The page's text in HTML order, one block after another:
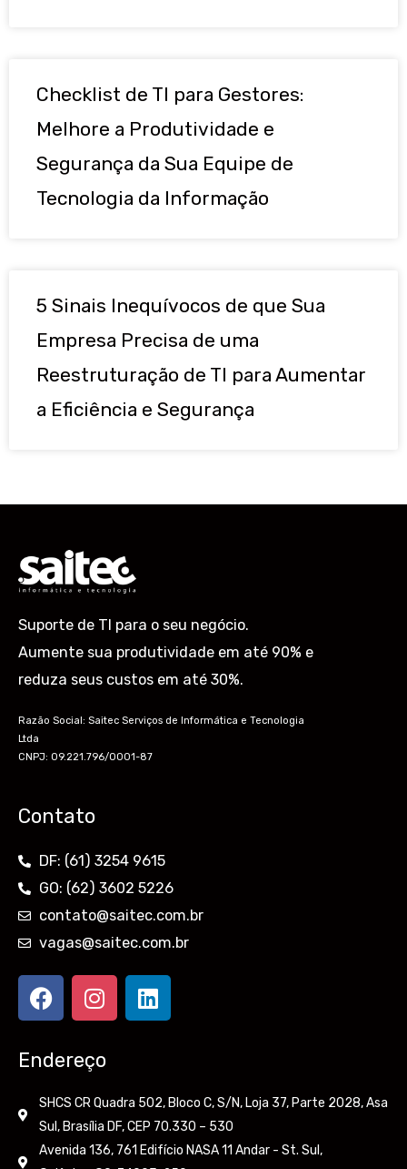
Checklist de TI para Gestores:
Melhore a Produtividade e
Segurança da Sua Equipe de
Tecnologia da Informação
5 Sinais Inequívocos de que Sua
Empresa Precisa de uma
Reestruturação de TI para Aumentar
a Eficiência e Segurança
Suporte de TI para o seu negócio.
Aumente sua produtividade em até 90% e
reduza seus custos em até 30%.
Razão Social: Saitec Serviços de Informática e Tecnologia
Ltda
CNPJ: 09.221.796/0001-87
Contato
DF: (61) 3254 9615
GO: (62) 3602 5226
contato@saitec.com.br
vagas@saitec.com.br
F
a
e
o
o
k
I
n
t
g
r
a
L
i
d
i
n
Endereço
SHCS CR Quadra 502, Bloco C, S/N, Loja 37, Parte 2028, Asa
Sul, Brasília DF, CEP 70.330 – 530
Avenida 136, 761 Edifício NASA 11 Andar - St. Sul,